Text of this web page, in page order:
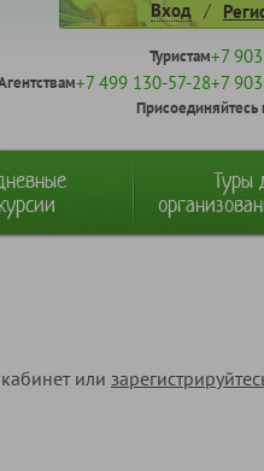
Вход /
Туристам+7
+7 499 130-57-28+7
Присоединяйтесь
Туры
или